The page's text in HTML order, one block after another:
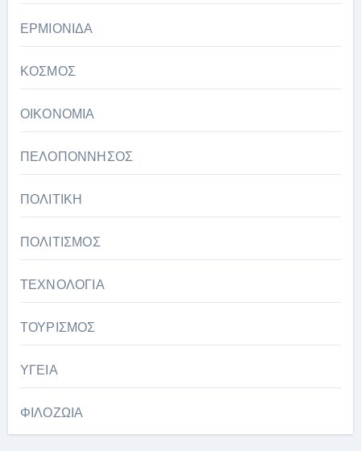
ΕΡΜΙΟΝΙΔΑ
ΚΟΣΜΟΣ
ΟΙΚΟΝΟΜΙΑ
ΠΕΛΟΠΟΝΝΗΣΟΣ
ΠΟΛΙΤΙΚΗ
ΠΟΛΙΤΙΣΜΟΣ
ΤΕΧΝΟΛΟΓΙΑ
ΤΟΥΡΙΣΜΟΣ
ΥΓΕΙΑ
ΦΙΛΟΖΩΙΑ